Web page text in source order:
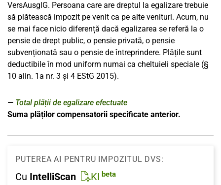
VersAusglG. Persoana care are dreptul la egalizare trebuie
să plătească impozit pe venit ca pe alte venituri. Acum, nu
se mai face nicio diferență dacă egalizarea se referă la o
pensie de drept public, o pensie privată, o pensie
subvenționată sau o pensie de întreprindere. Plățile sunt
deductibile în mod uniform numai ca cheltuieli speciale (§
10 alin. 1a nr. 3 și 4 EStG 2015).
Total plății de egalizare efectuate
Suma plăților compensatorii specificate anterior.
PUTEREA AI PENTRU IMPOZITUL DVS:
Cu IntelliScan KI beta